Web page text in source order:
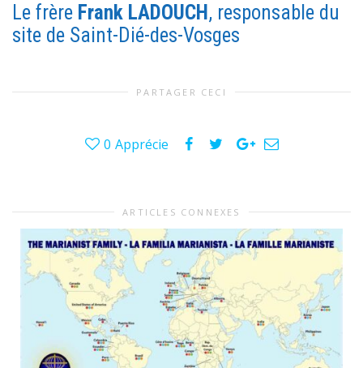
Le frère Frank LADOUCH , responsable du
site de Saint-Dié-des-Vosges
PARTAGER CECI
0 Apprécie
ARTICLES CONNEXES